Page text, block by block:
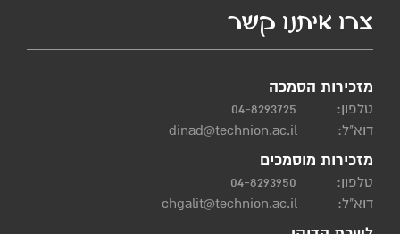
צרו איתנו קשר
מזכירות הסמכה
טלפון:
04-8293725
דוא"ל:
dinad@technion.ac.il
מזכירות מוסמכים
טלפון:
04-8293950
דוא"ל:
chgalit@technion.ac.il